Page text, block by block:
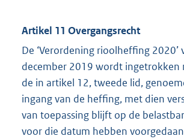
Artikel 11 Overgangsrecht
De ‘Verordening rioolheffing 2020’
december 2019 wordt ingetrokken
de in artikel 12, tweede lid,
ingang van de heffing, met dien
van toepassing blijft op de
voor die datum hebben